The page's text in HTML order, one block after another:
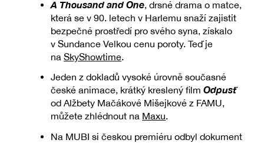
A Thousand and One , drsné drama o matce,
která se v 90. letech v Harlemu snaží zajistit
bezpečné prostředí pro svého syna, získalo
v Sundance Velkou cenu poroty. Teď je
naSkyShowtime
Jeden z dokladů vysoké úrovně současné
české animace, krátký kreslený filmOdpusť
od Alžbety Mačákové Mišejkové z FAMU,
můžete zhlédnout na Maxu.
Na MUBI si českou premiéru odbyl dokument